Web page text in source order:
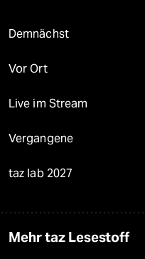
Demnächst
Vor Ort
Live im Stream
Vergangene
taz lab 2027
Mehr taz Lesestoff